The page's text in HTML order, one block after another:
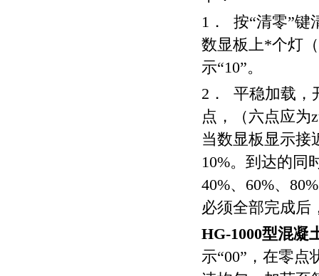
1． 按“清零”键
数显板上*个灯
示“10”。
2． 平稳加载，
点，（六点应为
当数显板显示接
10%。到达的同
40%、60%、
必须全部完成后
HG-1000型混凝
示“00”，在零点